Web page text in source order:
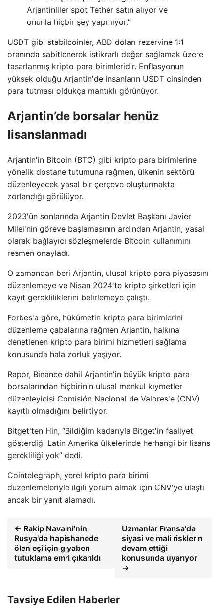
Arjantinliler spot Tether satın alıyor ve
onunla hiçbir şey yapmıyor.”
USDT gibi stabilcoinler, ABD doları rezervine 1:1
oranında sabitlenerek istikrarlı değer sağlamak üzere
tasarlanmış kripto para birimleridir. Enflasyonun
yüksek olduğu Arjantin'de insanların USDT cinsinden
para tutması oldukça mantıklı görünüyor.
Arjantin’de borsalar henüz
lisanslanmadı
Arjantin'in Bitcoin (BTC) gibi kripto para birimlerine
yönelik dostane tutumuna rağmen, ülkenin sektörü
düzenleyecek yasal bir çerçeve oluşturmakta
zorlandığı görülüyor.
2023'ün sonlarında Arjantin Devlet Başkanı Javier
Milei'nin göreve başlamasının ardından Arjantin, yasal
olarak bağlayıcı sözleşmelerde Bitcoin kullanımını
resmen onayladı.
O zamandan beri Arjantin, ulusal kripto para piyasasını
düzenlemeye ve Nisan 2024'te kripto şirketleri için
kayıt gerekliliklerini belirlemeye çalıştı.
Forbes'a göre, hükümetin kripto para birimlerini
düzenleme çabalarına rağmen Arjantin, halkına
denetlenen kripto para birimi hizmetleri sağlama
konusunda hala zorluk yaşıyor.
Rapor, Binance dahil Arjantin'in büyük kripto para
borsalarından hiçbirinin ulusal menkul kıymetler
düzenleyicisi Comisión Nacional de Valores'e (CNV)
kayıtlı olmadığını belirtiyor.
Bitget'ten Hin, “Bildiğim kadarıyla Bitget'in faaliyet
gösterdiği Latin Amerika ülkelerinde herhangi bir lisans
gerekliliği yok” dedi.
Cointelegraph, yerel kripto para birimi
düzenlemeleriyle ilgili yorum almak için CNV'ye ulaştı
ancak bir yanıt alamadı.
← Rakip Navalni'nin
Rusya'da hapishanede
ölen eşi için gıyaben
tutuklama emri çıkarıldı
Uzmanlar Fransa'da
siyasi ve mali risklerin
devam ettiği
konusunda uyarıyor
→
Tavsiye Edilen Haberler